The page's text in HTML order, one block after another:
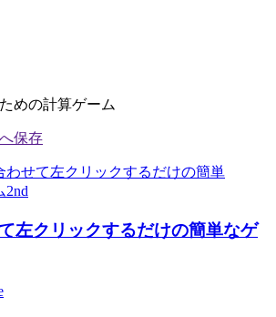
めの計算ゲーム
左クリックするだけの簡単なゲ